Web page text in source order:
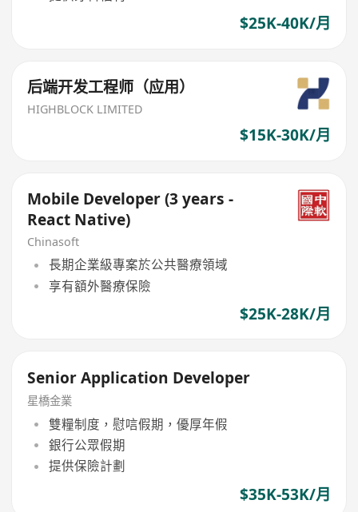
$25K-40K/月
后端开发工程师（应用）
HIGHBLOCK LIMITED
$15K-30K/月
Mobile Developer (3 years -
React Native)
Chinasoft
長期企業級專案於公共醫療領域
享有額外醫療保險
$25K-28K/月
Senior Application Developer
星橋金業
雙糧制度，慰唁假期，優厚年假
銀行公眾假期
提供保險計劃
$35K-53K/月